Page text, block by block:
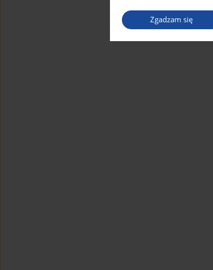
Zgadzam się